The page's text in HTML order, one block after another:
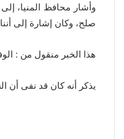
وأشار محافظ المنيا،
صلح، وكان إشارة إلى
هذا الخبر منقول من :
يذكر أنه كان قد نفى أن